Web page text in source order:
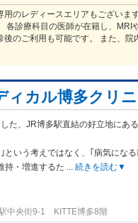
用のレディースエリアもござい
各診療科目の医師が在籍し、MRI
後のご利用も可能です。 また、
ィカル博多クリ
た、JR博多駅直結の好立地にある
という考えではなく、｢病気になる
持・増進するた ... 続きを読む▼
中央街9-1 KITTE博多8階